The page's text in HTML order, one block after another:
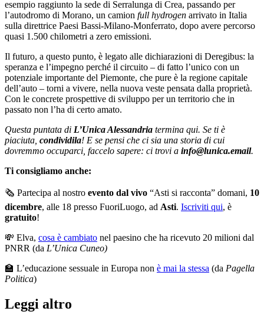
esempio raggiunto la sede di Serralunga di Crea, passando per
l’autodromo di Morano, un camion full hydrogen arrivato in Italia
sulla direttrice Paesi Bassi-Milano-Monferrato, dopo avere percorso
quasi 1.500 chilometri a zero emissioni.
Il futuro, a questo punto, è legato alle dichiarazioni di Deregibus: la
speranza e l’impegno perché il circuito – di fatto l’unico con un
potenziale importante del Piemonte, che pure è la regione capitale
dell’auto – torni a vivere, nella nuova veste pensata dalla proprietà.
Con le concrete prospettive di sviluppo per un territorio che in
passato non l’ha di certo amato.
Questa puntata di L’Unica Alessandria termina qui. Se ti è
piaciuta, condividila! E se pensi che ci sia una storia di cui
dovremmo occuparci, faccelo sapere: ci trovi a info@lunica.email.
Ti consigliamo anche:
🗞️ Partecipa al nostro evento dal vivo “Asti si racconta” domani, 10
dicembre, alle 18 presso FuoriLuogo, ad Asti. Iscriviti qui, è
gratuito!
💸 Elva, cosa è cambiato nel paesino che ha ricevuto 20 milioni dal
PNRR (da L’Unica Cuneo)
🏫 L’educazione sessuale in Europa non è mai la stessa (da Pagella
Politica)
Leggi altro